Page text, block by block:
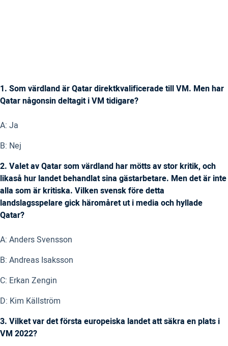
1. Som värdland är Qatar direktkvalificerade till VM. Men har
Qatar någonsin deltagit i VM tidigare?
A: Ja
B: Nej
2. Valet av Qatar som värdland har mötts av stor kritik, och
likaså hur landet behandlat sina gästarbetare. Men det är inte
alla som är kritiska. Vilken svensk före detta
landslagsspelare gick häromåret ut i media och hyllade
Qatar?
A: Anders Svensson
B: Andreas Isaksson
C: Erkan Zengin
D: Kim Källström
3. Vilket var det första europeiska landet att säkra en plats i
VM 2022?